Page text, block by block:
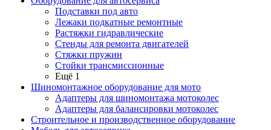
Подставки под авто
Лежаки подкатные ремонтные
Растяжки гидравлические
Стенды для ремонта двигателей
Стяжки пружин
Стойки трансмиссионные
Ещё 1
Шиномонтажное оборудование для мото
Адаптеры для шиномонтажа мотоколес
Адаптеры для балансировки мотоколес
Строительное и производственное оборудование